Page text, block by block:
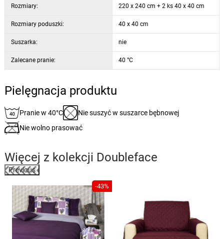
Rozmiary: 220 x 240 cm + 2 ks 40 x 40 cm
Rozmiary poduszki: 40 x 40 cm
Suszarka: nie
Zalecane pranie: 40 °C
Pielęgnacja produktu
Pranie w 40°C
Nie suszyć w suszarce bębnowej
Nie wolno prasować
Więcej z kolekcji Doubleface
Previous
-43%